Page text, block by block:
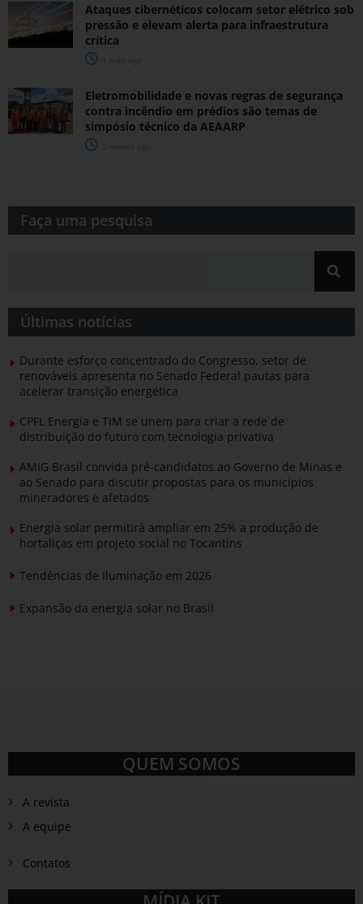
Ataques cibernéticos colocam setor elétrico sob
pressão e elevam alerta para infraestrutura
crítica
Eletromobilidade e novas regras de segurança
contra incêndio em prédios são temas de
simpósio técnico da AEAARP
Faça uma pesquisa​​
Últimas notícias
Durante esforço concentrado do Congresso, setor de
renováveis apresenta no Senado Federal pautas para
acelerar transição energética
CPFL Energia e TIM se unem para criar a rede de
distribuição do futuro com tecnologia privativa
AMIG Brasil convida pré-candidatos ao Governo de Minas e
ao Senado para discutir propostas para os municípios
mineradores e afetados
Energia solar permitirá ampliar em 25% a produção de
hortaliças em projeto social no Tocantins
Tendências de Iluminação em 2026
Expansão da energia solar no Brasil
QUEM SOMOS
A revista
A equipe
Contatos